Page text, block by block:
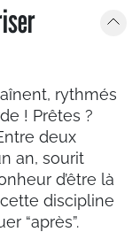
rythmés
! Prêtes ?
deux
an, sourit
d’être là
cette discipline
“après”.